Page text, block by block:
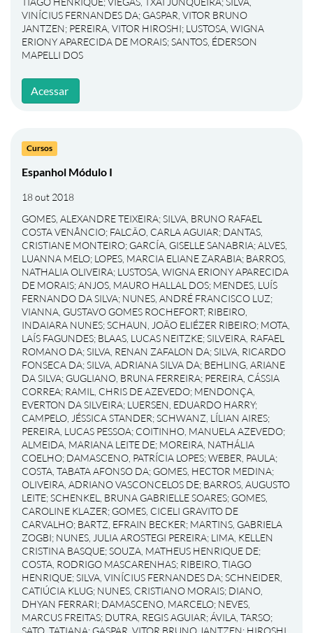
VINÍCIUS FERNANDES DA; GASPAR, VITOR BRUNO
JANTZEN; PEREIRA, VITOR HIROSHI; LUSTOSA, WIGNA
ERIONY APARECIDA DE MORAIS;SANTOS, ÉDERSON
MAPELLI DOS
Acessar
Cursos
Espanhol Módulo I
18 out 2018
GOMES, ALEXANDRE TEIXEIRA;SILVA, BRUNO RAFAEL
COSTA VENÂNCIO; FALCÃO, CARLA AGUIAR; DANTAS,
CRISTIANE MONTEIRO; GARCÍA, GISELLE SANABRIA;ALVES,
LUANNA MELO; LOPES, MARCIA ELIANE ZARABIA; BARROS,
NATHALIA OLIVEIRA; LUSTOSA, WIGNA ERIONY APARECIDA
DE MORAIS;ANJOS, MAURO HALLAL DOS; MENDES, LUÍS
FERNANDO DA SILVA; NUNES, ANDRÉ FRANCISCO LUZ;
VIANNA, GUSTAVO GOMES ROCHEFORT; RIBEIRO,
INDAIARA NUNES;SCHAUN, JOÃO ELIÉZER RIBEIRO; MOTA,
LAÍS FAGUNDES; BLAAS, LUCAS NEITZKE;SILVEIRA, RAFAEL
ROMANO DA;SILVA, RENAN ZAFALON DA;SILVA, RICARDO
FONSECA DA;SILVA, ADRIANA SILVA DA; BEHLING, ARIANE
DA SILVA; GUGLIANO, BRUNA FERREIRA; PEREIRA, CÁSSIA
CORREA; RAMIL, CHRIS DE AZEVEDO; MENDONÇA,
EVERTON DA SILVEIRA; LUERSEN, EDUARDO HARRY;
CAMPELO, JÉSSICA STANDER;SCHWANZ, LÍLIAN AIRES;
PEREIRA, LUCAS PESSOA; COITINHO, MANUELA AZEVEDO;
ALMEIDA, MARIANA LEITE DE; MOREIRA, NATHÁLIA
COELHO; DAMASCENO, PATRÍCIA LOPES;WEBER, PAULA;
COSTA, TABATA AFONSO DA; GOMES, HECTOR MEDINA;
OLIVEIRA, ADRIANO VASCONCELOS DE; BARROS, AUGUSTO
LEITE;SCHENKEL, BRUNA GABRIELLE SOARES; GOMES,
CAROLINE KLAZER; GOMES, CICELI GRAVITO DE
CARVALHO; BARTZ, EFRAIN BECKER; MARTINS, GABRIELA
ZOGBI; NUNES, JULIA AROSTEGI PEREIRA; LIMA, KELLEN
CRISTINA BASQUE;SOUZA, MATHEUS HENRIQUE DE;
COSTA, RODRIGO MASCARENHAS; RIBEIRO, TIAGO
HENRIQUE;SILVA, VINÍCIUS FERNANDES DA;SCHNEIDER,
CATIÚCIA KLUG; NUNES, CRISTIANO MORAIS; DIANO,
DHYAN FERRARI; DAMASCENO, MARCELO; NEVES,
MARCUS FREITAS; DUTRA, REGIS AGUIAR;ÁVILA, TARSO;
SATO, TATIANA; GASPAR, VITOR BRUNO JANTZEN; HIROSHI,